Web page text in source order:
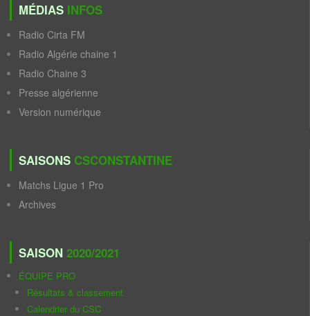
MÉDIAS INFOS
Radio Cirta FM
Radio Algérie chaine 1
Radio Chaine 3
Presse algérienne
Version numérique
SAISONS CSCONSTANTINE
Matchs Ligue 1 Pro
Archives
SAISON 2020/2021
ÉQUIPE PRO
Résultats & classement
Calendrier du CSC